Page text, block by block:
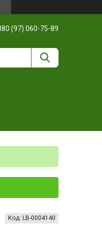
(97) 060-75-89
Код: LB-0004140